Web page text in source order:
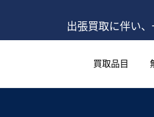
出張買取に伴い
買取品目